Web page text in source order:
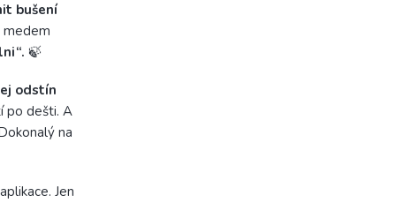
bušení
medem
🍃
odstín
po dešti. A
na
Jen